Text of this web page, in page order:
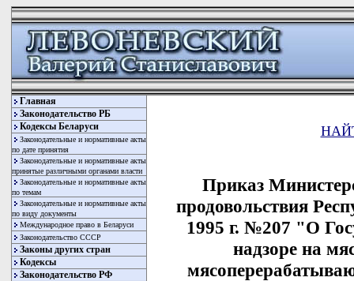
Главная
Законодательство РБ
Кодексы Беларуси
Законодательные и нормативные акты
по дате принятия
Законодательные и нормативные акты
принятые различными органами власти
Законодательные и нормативные акты
по темам
Законодательные и нормативные акты
по виду документы
Международное право в Беларуси
Законодательство СССР
Законы других стран
Кодексы
Законодательство РФ
Приказ
продовольствия
1995 г. №207 "О
надзоре на